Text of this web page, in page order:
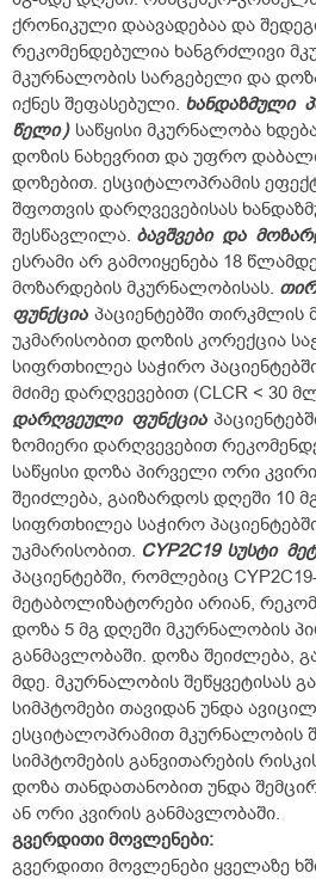
ქრონიკული დაავადებაა და
რეკომენდებულია ხანგრძლივი
მკურნალობის სარგებელი და
იქნეს შეფასებული. ხანდაზმული
წელი) საწყისი მკურნალობა
დოზის ნახევრით და უფრო
დოზებით. ესციტალოპრამის
შფოთვის დარღვევებისას
შესწავლილა. ბავშვები და
ესრამი არ გამოიყენება 18
მოზარდების მკურნალობისას.
ფუნქცია პაციენტებში თირკმლის
უკმარისობით დოზის კორექცია
სიფრთხილეა საჭირო
მძიმე დარღვევებით (CLCR < 30
დარღვეული ფუნქცია
ზომიერი დარღვევებით
საწყისი დოზა პირველი ორი
შეიძლება, გაიზარდოს დღეში 10
სიფრთხილეა საჭირო
უკმარისობით. CYP2C19 სუსტი
პაციენტებში, რომლებიც
მეტაბოლიზატორები არიან,
დოზა 5 მგ დღეში მკურნალობის
განმავლობაში. დოზა შეიძლება,
მდე. მკურნალობის შეწყვეტისას
სიმპტომები თავიდან უნდა
ესციტალოპრამით მკურნალობის
სიმპტომების განვითარების
დოზა თანდათანობით უნდა
ან ორი კვირის განმავლობაში.
გვერდითი მოვლენები:
გვერდითი მოვლენები ყველაზე